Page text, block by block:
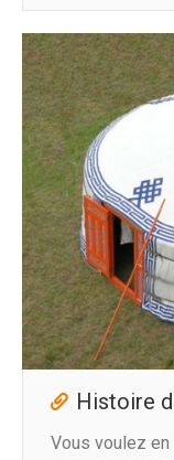
Histoire
Vous voulez